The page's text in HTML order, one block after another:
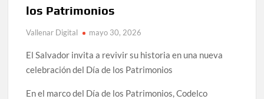
los Patrimonios
Vallenar Digital mayo 30, 2026
El Salvador invita a revivir su historia en una nueva
celebración del Día de los Patrimonios
En el marco del Día de los Patrimonios, Codelco